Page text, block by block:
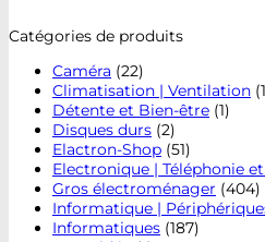
Catégories de produits
Caméra (22)
Climatisation | Ventilation
Détente et Bien-être (1)
Disques durs (2)
Elactron-Shop (51)
Electronique | Téléphonie
Gros électroménager (404)
Informatique |
Informatiques (187)